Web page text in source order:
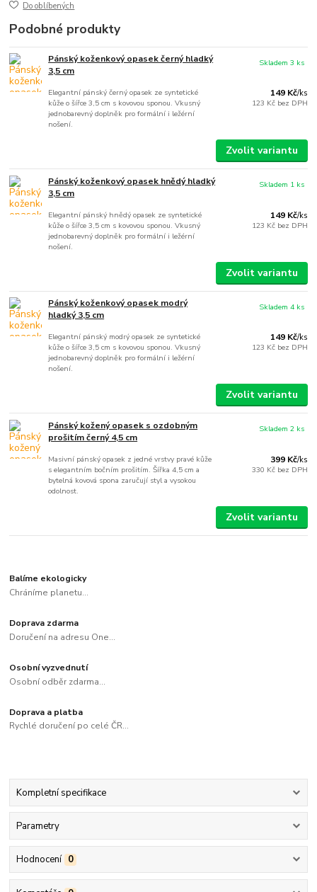
Do oblíbených
Podobné produkty
Pánský koženkový opasek černý hladký
3,5 cm
Elegantní pánský černý opasek ze syntetické
kůže o šířce 3,5 cm s kovovou sponou. Vkusný
jednobarevný doplněk pro formální i ležérní
nošení.
149 Kč/ks
123 Kč bez DPH
Skladem 3 ks
Zvolit variantu
Pánský koženkový opasek hnědý hladký
3,5 cm
Elegantní pánský hnědý opasek ze syntetické
kůže o šířce 3,5 cm s kovovou sponou. Vkusný
jednobarevný doplněk pro formální i ležérní
nošení.
149 Kč/ks
123 Kč bez DPH
Skladem 1 ks
Zvolit variantu
Pánský koženkový opasek modrý
hladký 3,5 cm
Elegantní pánský modrý opasek ze syntetické
kůže o šířce 3,5 cm s kovovou sponou. Vkusný
jednobarevný doplněk pro formální i ležérní
nošení.
149 Kč/ks
123 Kč bez DPH
Skladem 4 ks
Zvolit variantu
Pánský kožený opasek s ozdobným
prošitím černý 4,5 cm
Masivní pánský opasek z jedné vrstvy pravé kůže
s elegantním bočním prošitím. Šířka 4,5 cm a
bytelná kovová spona zaručují styl a vysokou
odolnost.
399 Kč/ks
330 Kč bez DPH
Skladem 2 ks
Zvolit variantu
Balíme ekologicky
Chráníme planetu...
Doprava zdarma
Doručení na adresu One...
Osobní vyzvednutí
Osobní odběr zdarma...
Doprava a platba
Rychlé doručení po celé ČR...
Kompletní specifikace
Parametry
Hodnocení 0